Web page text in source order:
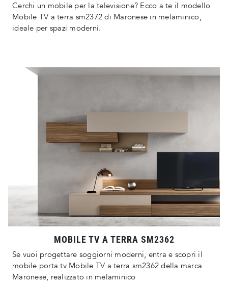
Cerchi un mobile per la televisione? Ecco a te il modello
Mobile TV a terra sm2372 di Maronese in melaminico,
ideale per spazi moderni.
MOBILE TV A TERRA SM2362
Se vuoi progettare soggiorni moderni, entra e scopri il
mobile porta tv Mobile TV a terra sm2362 della marca
Maronese, realizzato in melaminico